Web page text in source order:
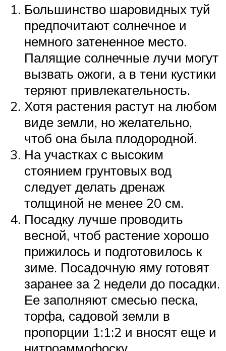
Большинство шаровидных туй
предпочитают солнечное и
немного затененное место.
Палящие солнечные лучи могут
вызвать ожоги, а в тени кустики
теряют привлекательность.
Хотя растения растут на любом
виде земли, но желательно,
чтоб она была плодородной.
На участках с высоким
стоянием грунтовых вод
следует делать дренаж
толщиной не менее 20 см.
Посадку лучше проводить
весной, чтоб растение хорошо
прижилось и подготовилось к
зиме. Посадочную яму готовят
заранее за 2 недели до посадки.
Ее заполняют смесью песка,
торфа, садовой земли в
пропорции 1:1:2 и вносят еще и